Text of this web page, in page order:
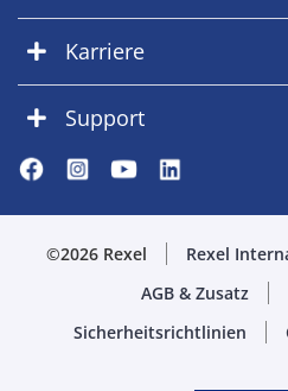
Karriere
Support
©2026 Rexel Rexel
AGB & Zusatz
Sicherheitsrichtlinien